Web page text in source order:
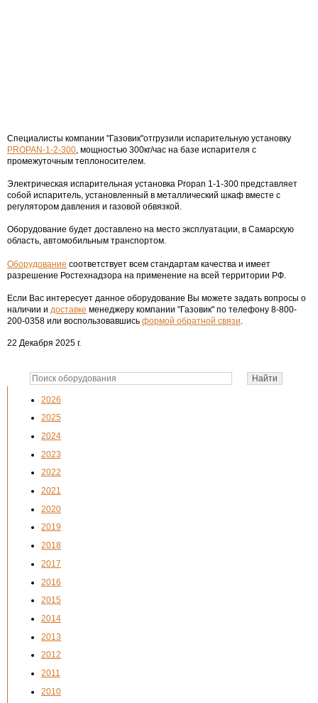
2026
2025
2024
2023
2022
2021
2020
2019
2018
2017
2016
2015
2014
2013
2012
2011
2010
Специалисты компании "Газовик"отгрузили испарительную установку
PROPAN-1-2-300, мощностью 300кг/час на базе испарителя с
промежуточным теплоносителем.
Электрическая испарительная установка Propan 1-1-300 представляет
собой испаритель, установленный в металлический шкаф вместе с
регулятором давления и газовой обвязкой.
Оборудование будет доставлено на место эксплуатации, в Самарскую
область, автомобильным транспортом.
Оборудование соответствует всем стандартам качества и имеет
разрешение Ростехнадзора на применение на всей территории РФ.
Если Вас интересует данное оборудование Вы можете задать вопросы о
наличии и доставке менеджеру компании "Газовик" по телефону 8-800-
200-0358 или воспользовавшись формой обратной связи.
22 Декабря 2025 г.